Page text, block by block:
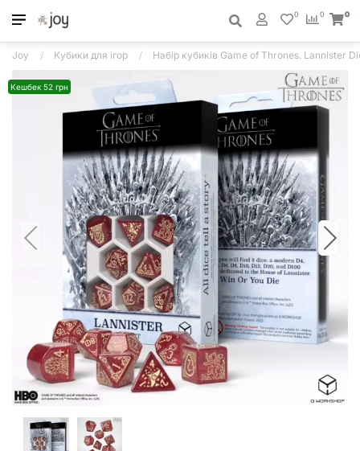
0
0 0
Joy Кубики для ігор Набір кубиків Game of Thrones. Lannister
Кешбек 52 грн